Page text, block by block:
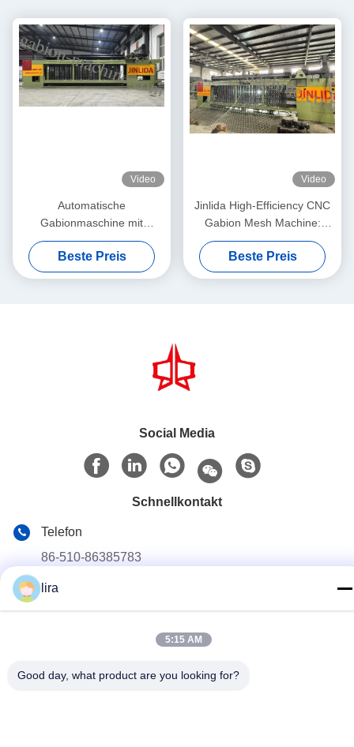
Video
Automatische
Gabionmaschine mit
servodriven
Präzisionsnetzmacher 5,3m
Max. Breite
Beste Preis
Video
Jinlida High-Efficiency CNC
Gabion Mesh Machine:
Perfect Combination of Fast
Output and Precision
Weaving to Boost
Beste Preis
Social Media
Schnellkontakt
Telefon
86-510-86385783
E-Mail
sales@gabion.cn
Jiangsu-Provinz, China
lira
5:15 AM
Good day, what product are you looking for?